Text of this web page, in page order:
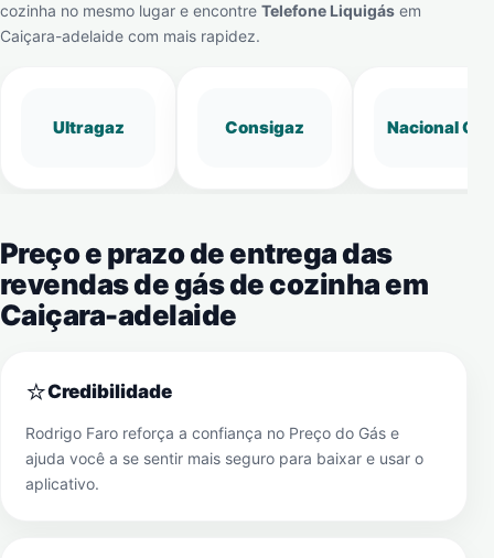
cozinha no mesmo lugar e encontre Telefone Liquigás em
Caiçara-adelaide com mais rapidez.
Ultragaz Consigaz Nacional Gás
Preço e prazo de entrega das
revendas de gás de cozinha em
Caiçara-adelaide
⭐Credibilidade
Rodrigo Faro reforça a confiança no Preço do Gás e
ajuda você a se sentir mais seguro para baixar e usar o
aplicativo.